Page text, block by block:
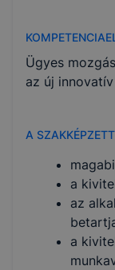
Ügyes
az új
A
a
az
a